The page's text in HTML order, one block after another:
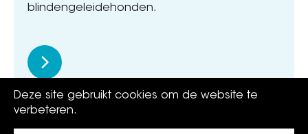
blindengeleidehonden.
Deze site gebruikt cookies om de website te
verbeteren.